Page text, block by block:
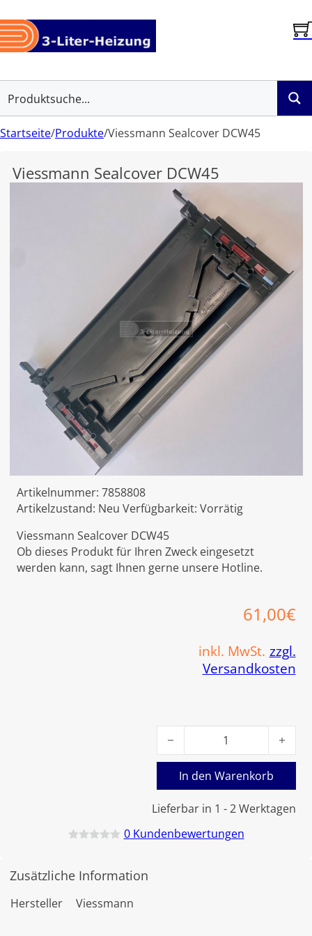
Startseite/Produkte/Viessmann Sealcover DCW45
Viessmann Sealcover DCW45
Artikelnummer: 7858808
Artikelzustand: Neu Verfügbarkeit: Vorrätig
Viessmann Sealcover DCW45
Ob dieses Produkt für Ihren Zweck eingesetzt
werden kann, sagt Ihnen gerne unsere Hotline.
61,00€
inkl. MwSt. zzgl.
Versandkosten
Lieferbar in 1 - 2 Werktagen
Viessmann Sealcover
In den Warenkorb
e
0Kundenbewertungen
Zusätzliche Information
Hersteller Viessmann